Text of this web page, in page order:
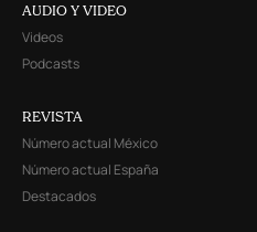
AUDIO Y VIDEO
Videos
Podcasts
REVISTA
Número actual México
Número actual España
Destacados